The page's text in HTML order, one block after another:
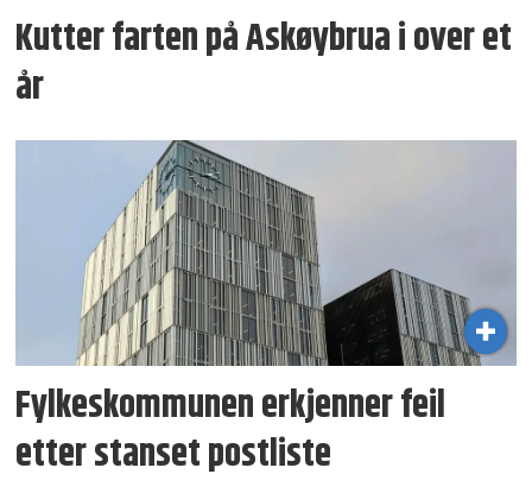
Kutter farten på Askøybrua i over et
år
Fylkeskommunen erkjenner feil
etter stanset postliste